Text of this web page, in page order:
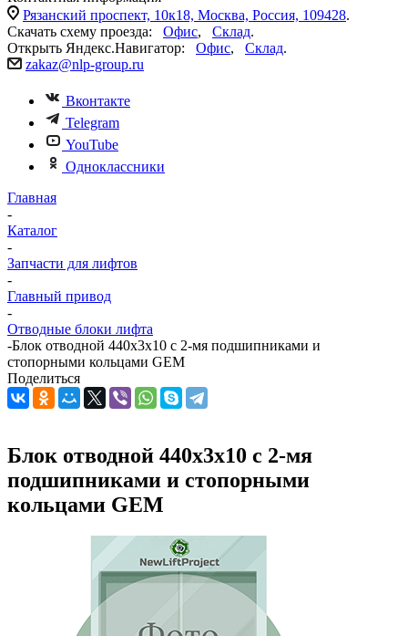
Рязанский проспект, 10к18, Москва, Россия, 109428.
Скачать схему проезда: Офис, Склад.
Открыть Яндекс.Навигатор: Офис, Склад.
zakaz@nlp-group.ru
Вконтакте
Telegram
YouTube
Одноклассники
Главная
-
Каталог
-
Запчасти для лифтов
-
Главный привод
-
Отводные блоки лифта
-Блок отводной 440х3х10 с 2-мя подшипниками и
стопорными кольцами GEM
Поделиться
Блок отводной 440х3х10 с 2-мя
подшипниками и стопорными
кольцами GEM